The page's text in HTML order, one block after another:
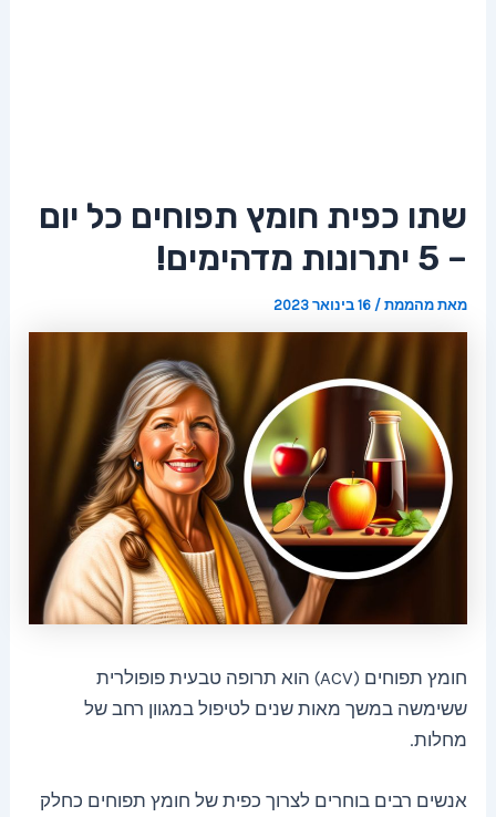
שתו כפית חומץ תפוחים כל יום
– 5 יתרונות מדהימים!
מאתמהממת/16 בינואר 2023
חומץ תפוחים (ACV) הוא תרופה טבעית פופולרית
ששימשה במשך מאות שנים לטיפול במגוון רחב של
מחלות.
אנשים רבים בוחרים לצרוך כפית של חומץ תפוחים כחלק